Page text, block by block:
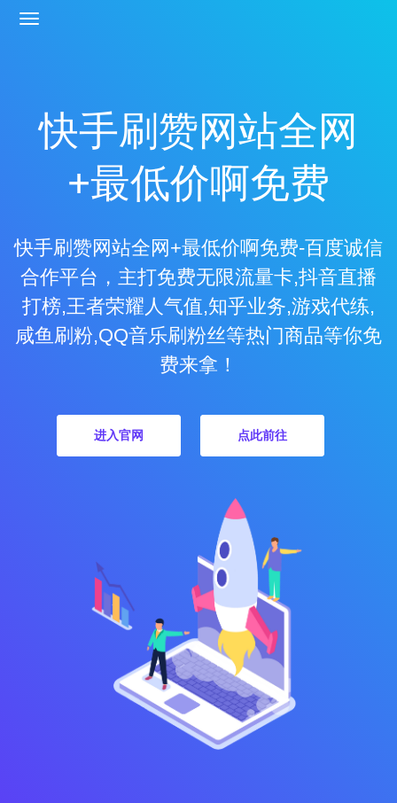
快手刷赞网站全网
+最低价啊免费
快手刷赞网站全网+最低价啊免费-百度诚信
合作平台，主打免费无限流量卡,抖音直播
打榜,王者荣耀人气值,知乎业务,游戏代练,
咸鱼刷粉,QQ音乐刷粉丝等热门商品等你免
费来拿！
进入官网 点此前往